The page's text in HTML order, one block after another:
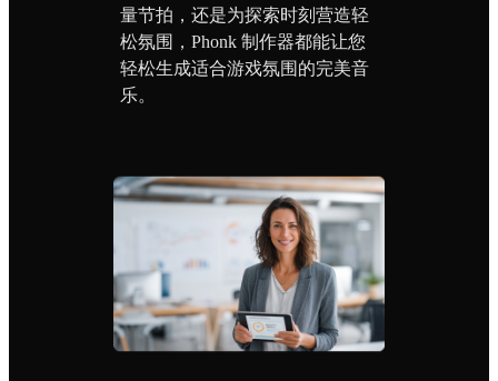
量节拍，还是为探索时刻营造轻
松氛围，Phonk 制作器都能让您
轻松生成适合游戏氛围的完美音
乐。